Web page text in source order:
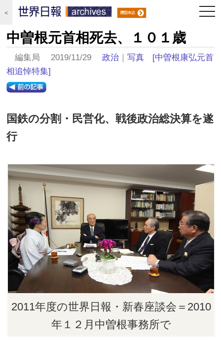
＜
中曽根元首相死去、１０１歳
編集局 2019/11/29政治 ｜写真
[中曽根康弘元首
相追悼特集]
国鉄の分割・民営化、戦後政治総決算を遂
行
2011年度の世界日報・新春座談会＝2010
年１２月中曽根事務所で